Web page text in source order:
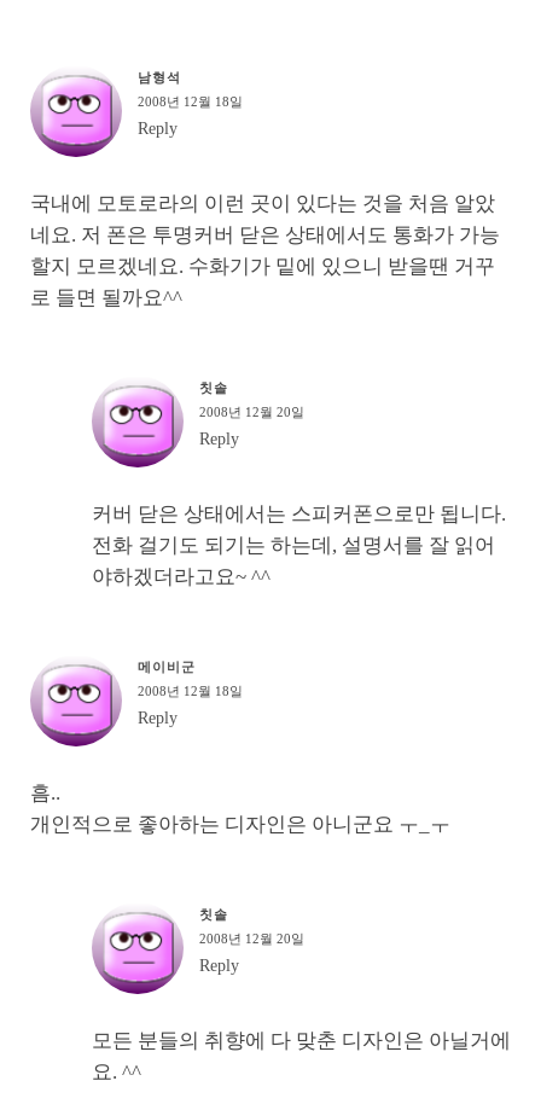
남형석
2008년 12월 18일
Reply
국내에 모토로라의 이런 곳이 있다는 것을 처음 알았
네요. 저 폰은 투명커버 닫은 상태에서도 통화가 가능
할지 모르겠네요. 수화기가 밑에 있으니 받을땐 거꾸
로 들면 될까요^^
칫솔
2008년 12월 20일
Reply
커버 닫은 상태에서는 스피커폰으로만 됩니다.
전화 걸기도 되기는 하는데, 설명서를 잘 읽어
야하겠더라고요~ ^^
메이비군
2008년 12월 18일
Reply
흠..
개인적으로 좋아하는 디자인은 아니군요 ㅜ_ㅜ
칫솔
2008년 12월 20일
Reply
모든 분들의 취향에 다 맞춘 디자인은 아닐거에
요. ^^